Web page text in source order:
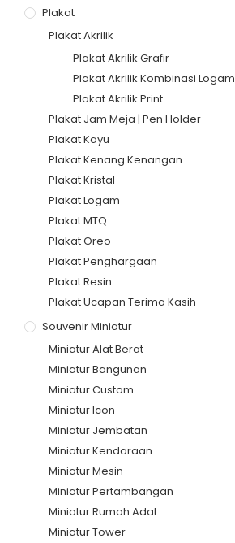
Plakat
Plakat Akrilik
Plakat Akrilik Grafir
Plakat Akrilik Kombinasi Logam
Plakat Akrilik Print
Plakat Jam Meja | Pen Holder
Plakat Kayu
Plakat Kenang Kenangan
Plakat Kristal
Plakat Logam
Plakat MTQ
Plakat Oreo
Plakat Penghargaan
Plakat Resin
Plakat Ucapan Terima Kasih
Souvenir Miniatur
Miniatur Alat Berat
Miniatur Bangunan
Miniatur Custom
Miniatur Icon
Miniatur Jembatan
Miniatur Kendaraan
Miniatur Mesin
Miniatur Pertambangan
Miniatur Rumah Adat
Miniatur Tower